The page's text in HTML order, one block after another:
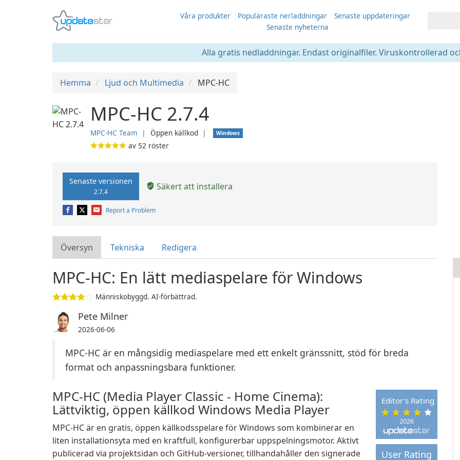
Våra produkter Populäraste nerladdningar
Senaste uppdateringar
Senaste nyheterna
Alla gratis nedladdningar. Endast originalfiler. Viruskontrollerad
Hemma Ljud och Multimedia MPC-HC
MPC-HC 2.7.4
MPC-HC Team ❘ Öppen källkod ❘ Windows
av 52 röster
Senaste versionen
2.7.4 Säkert att installera
Report a Problem
Översyn Tekniska Redigera
MPC-HC: En lätt mediaspelare för Windows
Människobyggd. AI-förbättrad.
Pete Milner
2026-06-06
MPC-HC är en mångsidig mediaspelare med ett enkelt gränssnitt, stöd för breda
format och anpassningsbara funktioner.
2026
Editor's Rating
User Rating
MPC-HC (Media Player Classic - Home Cinema):
Lättviktig, öppen källkod Windows Media Player
MPC-HC är en gratis, öppen källkodsspelare för Windows som kombinerar en
liten installationsyta med en kraftfull, konfigurerbar uppspelningsmotor. Aktivt
publicerad via projektsidan och GitHub-versioner, tillhandahåller den signerade